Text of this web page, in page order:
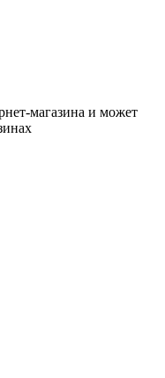
магазина и может